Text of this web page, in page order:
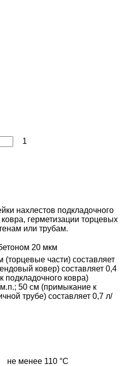
1
нахлестов подкладочного
герметизации торцевых
или трубам.
20 мкм
(торцевые части) составляет
ковер) составляет 0,4
подкладочного ковра)
50 см (примыкание к
трубе) составляет 0,7 л/
не менее 110 °С